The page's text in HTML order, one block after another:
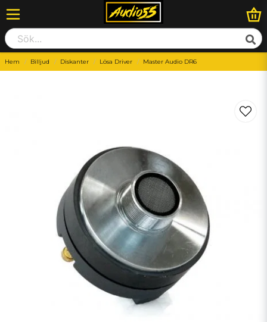
Hem Billjud Diskanter Lösa Driver Master Audio DR6